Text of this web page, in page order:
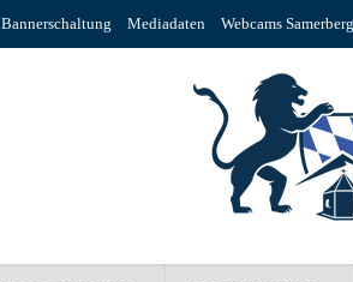
Bannerschaltung Mediadaten Webcams Samerberg